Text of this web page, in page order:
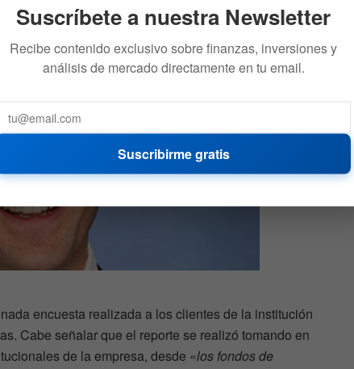
encuesta realizada a los clientes de la institución
Cabe señalar que el reporte se realizó tomando en
de la empresa, desde «los fondos de
Suscríbete a nuestra Newsletter
Recibe contenido exclusivo sobre finanzas, inversiones y
análisis de mercado directamente en tu email.
Suscribirme gratis